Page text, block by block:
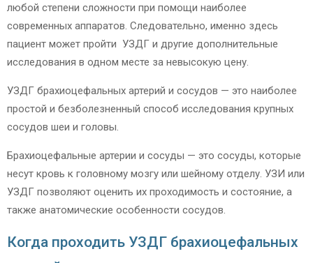
любой степени сложности при помощи наиболее
современных аппаратов. Следовательно, именно здесь
пациент может пройти УЗДГ и другие дополнительные
исследования в одном месте за невысокую цену.
УЗДГ брахиоцефальных артерий и сосудов — это наиболее
простой и безболезненный способ исследования крупных
сосудов шеи и головы.
Брахиоцефальные артерии и сосуды — это сосуды, которые
несут кровь к головному мозгу или шейному отделу. УЗИ или
УЗДГ позволяют оценить их проходимость и состояние, а
также анатомические особенности сосудов.
Когда проходить УЗДГ брахиоцефальных